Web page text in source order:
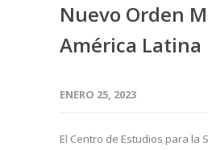
Nuevo Orden
América Latina
ENERO 25, 2023
El Centro de Estudios para la